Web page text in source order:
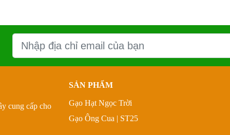
cung cấp cho
SẢN PHẨM
Gạo Hạt Ngọc Trời
Gạo Ông Cua | ST25